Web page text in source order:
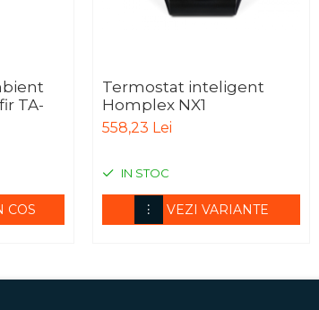
TA-
COS
Termostat inteligent
Homplex NX1
558,23 Lei
IN STOC
VEZI VARIANTE